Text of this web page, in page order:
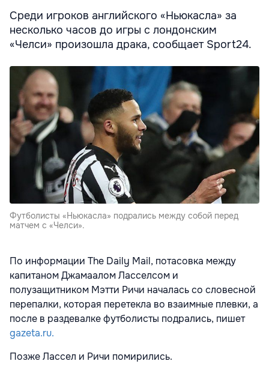
Среди игроков английского «Ньюкасла» за
несколько часов до игры с лондонским
«Челси» произошла драка, сообщает Sport24.
Футболисты «Ньюкасла» подрались между собой перед
матчем с «Челси».
По информации The Daily Mail, потасовка между
капитаном Джамаалом Ласселсом и
полузащитником Мэтти Ричи началась со словесной
перепалки, которая перетекла во взаимные плевки, а
после в раздевалке футболисты подрались, пишет
gazeta.ru.
Позже Лассел и Ричи помирились.